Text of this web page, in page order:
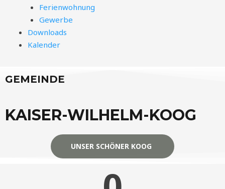
Ferienwohnung
Gewerbe
Downloads
Kalender
GEMEINDE
KAISER-WILHELM-KOOG
UNSER SCHÖNER KOOG